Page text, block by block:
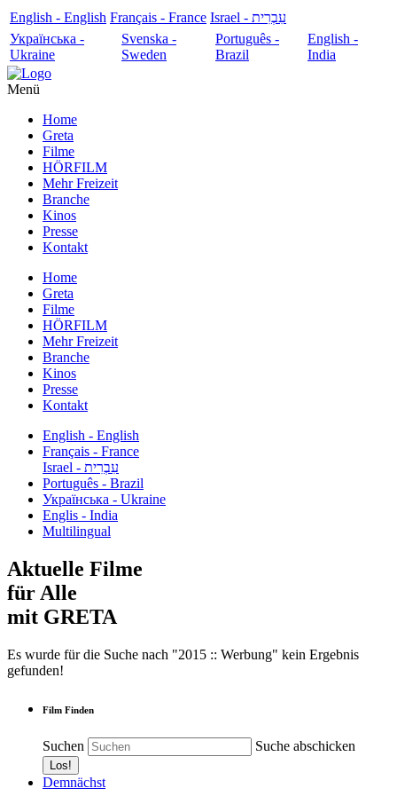
English - English Français - France
עִבְרִית - Israel
Українська -
Ukraine
Svenska -
Sweden
Português -
Brazil
English -
India
Menü
Home
Greta
Filme
HÖRFILM
Mehr Freizeit
Branche
Kinos
Presse
Kontakt
Home
Greta
Filme
HÖRFILM
Mehr Freizeit
Branche
Kinos
Presse
Kontakt
English - English
Français - France
עִבְרִית - Israel
Português - Brazil
Українська - Ukraine
Englis - India
Multilingual
Aktuelle Filme
für Alle
mit GRETA
Es wurde für die Suche nach "2015 :: Werbung" kein Ergebnis
gefunden!
Film Finden
Suchen Suche abschicken
Demnächst